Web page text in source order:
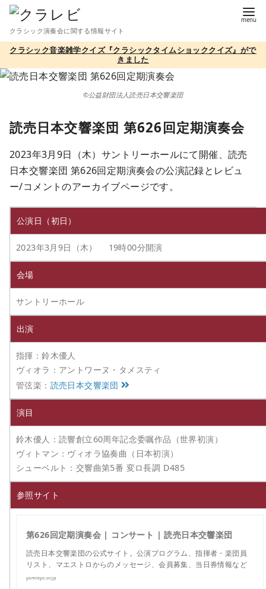
テ
ツ
クラシック演奏会に関する情報サイト
クラシック音楽雑学クイズ『クラシックタイムショッククイズ』がで
きました
©公益財団法人読売日本交響楽団
読売日本交響楽団 第626回定期演奏会
2023年3月9日（木）サントリーホールにて開催、読売
日本交響楽団 第626回定期演奏会の公演記録とレビュ
ー/コメントのアーカイブページです。
公演日（初日）
2023年3月9日（木） 19時00分開演
会場
サントリーホール
出演
指揮：鈴木優人
ヴィオラ：アントワーヌ・タメスティ
管弦楽： 読売日本交響楽団
演目
鈴木優人：読響創立60周年記念委嘱作品（世界初演）
ヴィトマン：ヴィオラ協奏曲（日本初演）
シューベルト：交響曲第5番 変ロ長調 D485
参照サイト
第626回定期演奏会 | コンサート | 読売日本交響楽団
読売日本交響楽団の公式サイト。公演プログラム、指揮者・楽団員
リスト、マエストロからのメッセージ、会員募集、当日券情報など
yomikyo.or.jp